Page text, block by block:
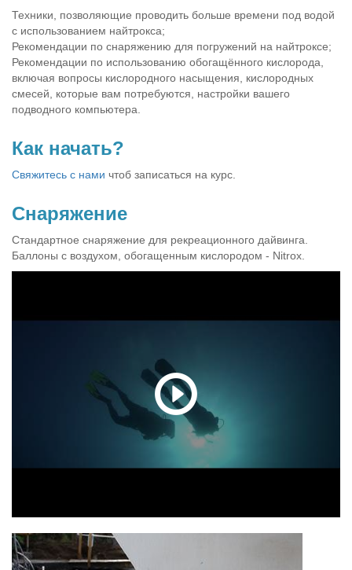
Техники, позволяющие проводить больше времени под водой
с использованием найтрокса;
Рекомендации по снаряжению для погружений на найтроксе;
Рекомендации по использованию обогащённого кислорода,
включая вопросы кислородного насыщения, кислородных
смесей, которые вам потребуются, настройки вашего
подводного компьютера.
Как начать?
Свяжитесь с нами чтоб записаться на курс.
Снаряжение
Стандартное снаряжение для рекреационного дайвинга.
Баллоны с воздухом, обогащенным кислородом - Nitrox.